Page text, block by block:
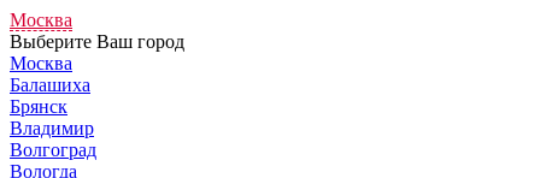
Москва
Выберите Ваш город
Москва
Балашиха
Брянск
Владимир
Волгоград
Вологда